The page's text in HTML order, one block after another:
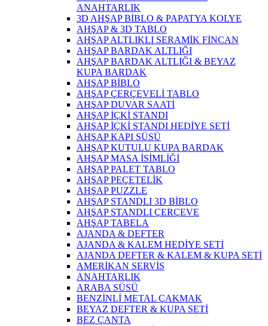
ANAHTARLIK
3D AHŞAP BİBLO & PAPATYA KOLYE
AHŞAP & 3D TABLO
AHŞAP ALTLIKLI SERAMİK FİNCAN
AHŞAP BARDAK ALTLIĞI
AHŞAP BARDAK ALTLIĞI & BEYAZ
KUPA BARDAK
AHŞAP BİBLO
AHŞAP ÇERÇEVELİ TABLO
AHŞAP DUVAR SAATİ
AHŞAP İÇKİ STANDI
AHŞAP İÇKİ STANDI HEDİYE SETİ
AHŞAP KAPI SÜSÜ
AHŞAP KUTULU KUPA BARDAK
AHŞAP MASA İSİMLİĞİ
AHŞAP PALET TABLO
AHŞAP PEÇETELİK
AHŞAP PUZZLE
AHŞAP STANDLI 3D BİBLO
AHŞAP STANDLI ÇERÇEVE
AHŞAP TABELA
AJANDA & DEFTER
AJANDA & KALEM HEDİYE SETİ
AJANDA DEFTER & KALEM & KUPA SETİ
AMERİKAN SERVİS
ANAHTARLIK
ARABA SÜSÜ
BENZİNLİ METAL ÇAKMAK
BEYAZ DEFTER & KUPA SETİ
BEZ ÇANTA